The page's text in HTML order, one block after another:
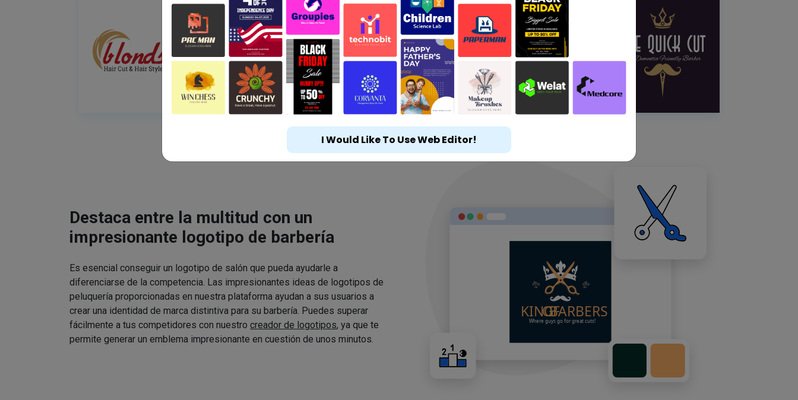
Destaca entre la multitud con un
impresionante logotipo de barbería
Es esencial conseguir un logotipo de salón que pueda ayudarle a
diferenciarse de la competencia. Las impresionantes ideas de logotipos de
peluquería proporcionadas en nuestra plataforma ayudan a sus usuarios a
crear una identidad de marca distintiva para su barbería. Puedes superar
fácilmente a tus competidores con nuestro creador de logotipos, ya que te
permite generar un emblema impresionante en cuestión de unos minutos.
I Would Like To Use Web Editor!